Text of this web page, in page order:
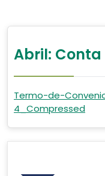
Abril:
Termo-de-
4_Compressed